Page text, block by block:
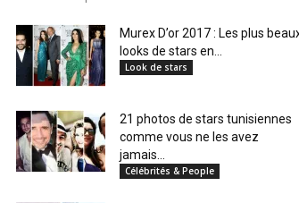
Murex D’or 2017 : Les plus
looks de stars en...
Look de stars
21 photos de stars tunisiennes
comme vous ne les avez
jamais...
Célébrités & People